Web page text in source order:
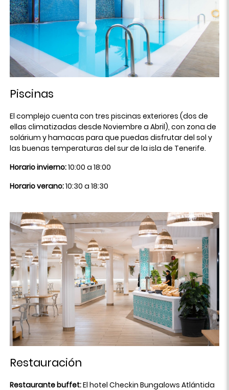
Piscinas
El complejo cuenta con tres piscinas exteriores (dos de
ellas climatizadas desde Noviembre a Abril), con zona de
solárium y hamacas para que puedas disfrutar del sol y
las buenas temperaturas del sur de la isla de Tenerife.
Horario invierno:10:00 a 18:00
Horario verano:10:30 a 18:30
Restauración
Restaurante buffet:El hotel Checkin Bungalows Atlántida